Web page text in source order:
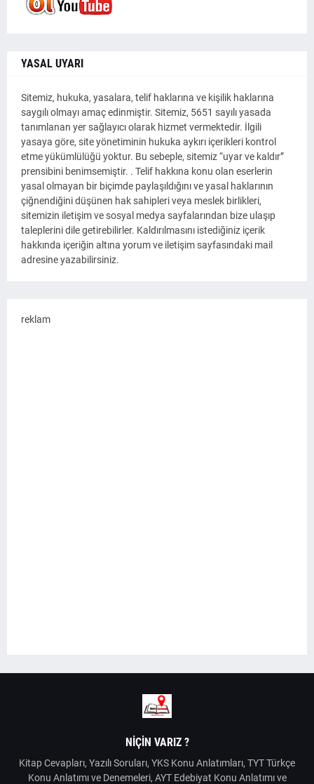
YASAL UYARI
Sitemiz, hukuka, yasalara, telif haklarına ve kişilik haklarına
saygılı olmayı amaç edinmiştir. Sitemiz, 5651 sayılı yasada
tanımlanan yer sağlayıcı olarak hizmet vermektedir. İlgili
yasaya göre, site yönetiminin hukuka aykırı içerikleri kontrol
etme yükümlülüğü yoktur. Bu sebeple, sitemiz “uyar ve kaldır”
prensibini benimsemiştir. . Telif hakkına konu olan eserlerin
yasal olmayan bir biçimde paylaşıldığını ve yasal haklarının
çiğnendiğini düşünen hak sahipleri veya meslek birlikleri,
sitemizin iletişim ve sosyal medya sayfalarından bize ulaşıp
taleplerini dile getirebilirler. Kaldırılmasını istediğiniz içerik
hakkında içeriğin altına yorum ve iletişim sayfasındaki mail
adresine yazabilirsiniz.
reklam
NIÇIN VARIZ ?
Kitap Cevapları, Yazılı Soruları, YKS Konu Anlatımları, TYT Türkçe
Konu Anlatımı ve Denemeleri, AYT Edebiyat Konu Anlatımı ve